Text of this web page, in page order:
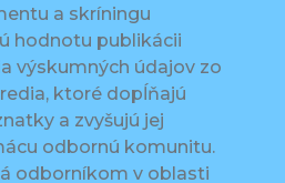
a skríningu
hodnotu publikácii
výskumných údajov zo
ktoré dopĺňajú
a zvyšujú jej
odbornú komunitu.
odborníkom v oblasti